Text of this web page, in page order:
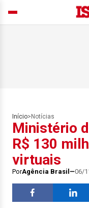
Início> Notícias
Ministério
R$ 130
virtuais
PorAgência Brasil 06/